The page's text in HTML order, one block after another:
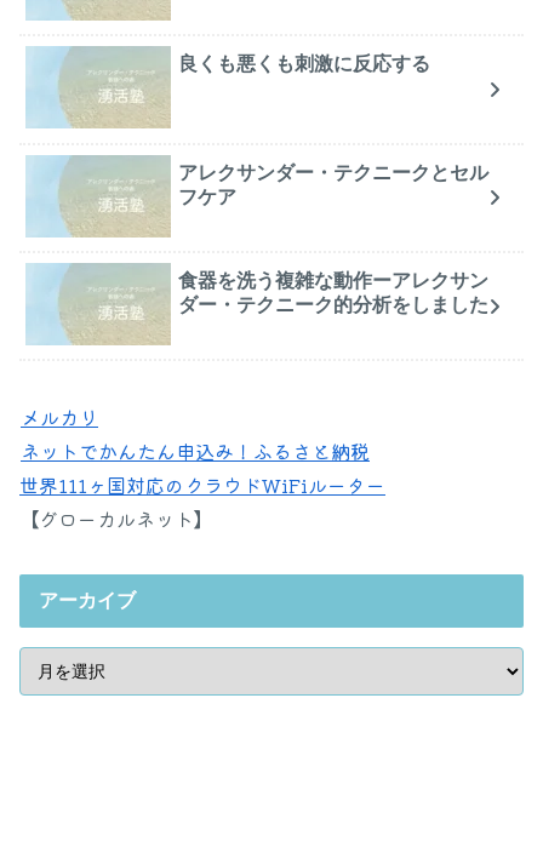
良くも悪くも刺激に反応する
アレクサンダー・テクニークとセル
フケア
食器を洗う複雑な動作ーアレクサン
ダー・テクニーク的分析をしました
メルカリ
ネットでかんたん申込み！ふるさと納税
世界111ヶ国対応のクラウドWiFiルーター
【グローカルネット】
アーカイブ